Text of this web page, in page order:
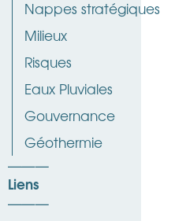
Nappes stratégiques
Milieux
Risques
Eaux Pluviales
Gouvernance
Géothermie
Liens